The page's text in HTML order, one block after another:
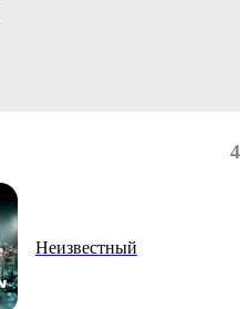
4
Неизвестный